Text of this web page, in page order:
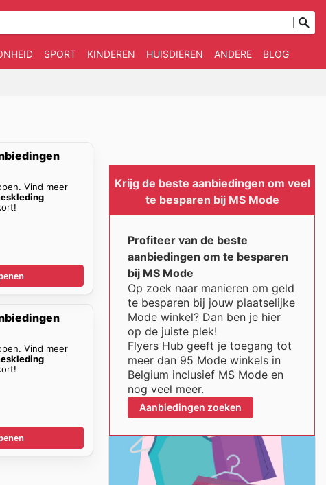
SPORT KINDEREN HUISDIEREN ANDERE BLOG
Vind meer
Vind meer
Krijg de beste aanbiedingen om veel
te besparen bij MS Mode
Profiteer van de beste
aanbiedingen om te besparen
bij MS Mode
Op zoek naar manieren om geld
te besparen bij jouw plaatselijke
Mode winkel? Dan ben je hier
op de juiste plek!
Flyers Hub geeft je toegang tot
meer dan 95 Mode winkels in
Belgium inclusief MS Mode en
nog veel meer.
Aanbiedingen zoeken